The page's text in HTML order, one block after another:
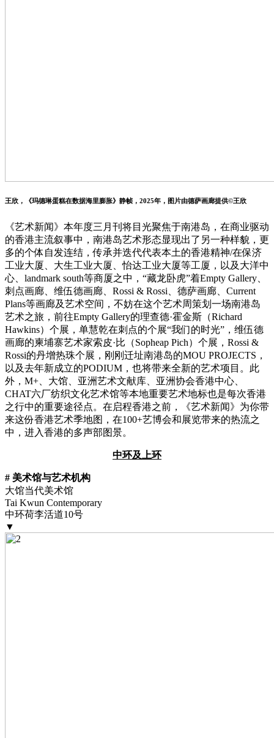
王欣，《玛德琳蛋糕在数据海里膨胀》静帧，2025年，图片由德萨画廊提供©王欣
《艺术新闻》本年度三月刊将目光聚焦于南港岛，在商业驱动
的香港主流叙事中，南港岛艺术形态显现出了另一种样貌，更
多的个体自发连结，传承并迭代代表本土的香港精神/在保济
工业大厦、大生工业大厦、怡达工业大厦等工厦，以及大洋中
心、landmark south等商厦之中，“藏龙卧虎”着Empty Gallery、
刺点画廊、维伍德画廊、Rossi & Rossi、德萨画廊、Current
Plans等画廊及艺术空间，不妨在这个艺术周策划一场南港岛
艺术之旅，前往Empty Gallery的理查德·霍金斯（Richard
Hawkins）个展，单慧乾在刺点的个展“我们的时光”，维伍德
画廊的柬埔寨艺术家索皮·比（Sopheap Pich）个展，Rossi &
Rossi的丹增热珠个展，刚刚迁址南港岛的MOU PROJECTS，
以及去年新成立的PODIUM，也将带来全新的艺术项目。此
外，M+、大馆、亚洲艺术文献库、亚洲协会香港中心、
CHAT六厂纺织文化艺术馆等本地重要艺术地标也是每次香港
之行中的重要途径点。在启程香港之前，《艺术新闻》为你带
来这份香港艺术季地图，在100+艺博会和展览带来的热流之
中，进入香港的多声部图景。
中环及上环
# 美术馆与艺术机构
大馆当代美术馆
Tai Kwun Contemporary
中环荷李活道10号
▼